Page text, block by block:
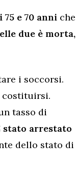
e 70 anni che
due è morta,
i soccorsi.
costituirsi.
tasso di
stato arrestato
dello stato di